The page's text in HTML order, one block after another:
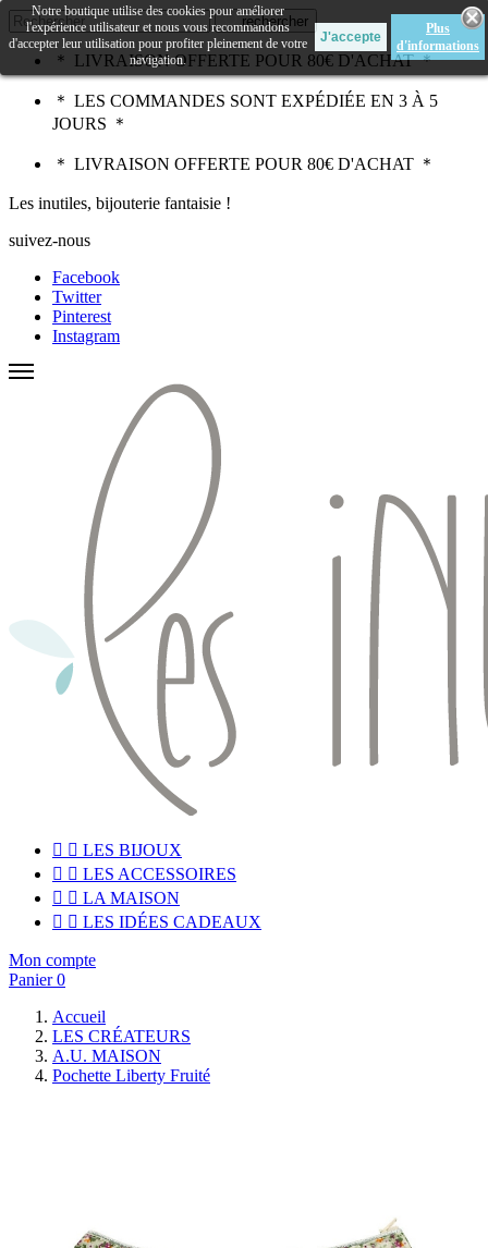
rechercher
＊ LIVRAISON OFFERTE POUR 80€ D'ACHAT ＊
＊ LES COMMANDES SONT EXPÉDIÉE EN 3 À 5
JOURS ＊
＊ LIVRAISON OFFERTE POUR 80€ D'ACHAT ＊
Les inutiles, bijouterie fantaisie !
suivez-nous
Facebook
Twitter
Pinterest
Instagram
  LES BIJOUX
  LES ACCESSOIRES
  LA MAISON
  LES IDÉES CADEAUX
Mon compte
Panier 0
Notre boutique utilise des cookies pour améliorer
l'expérience utilisateur et nous vous recommandons
d'accepter leur utilisation pour profiter pleinement de votre
navigation.
Plus
d'informations
Accueil
LES CRÉATEURS
A.U. MAISON
Pochette Liberty Fruité